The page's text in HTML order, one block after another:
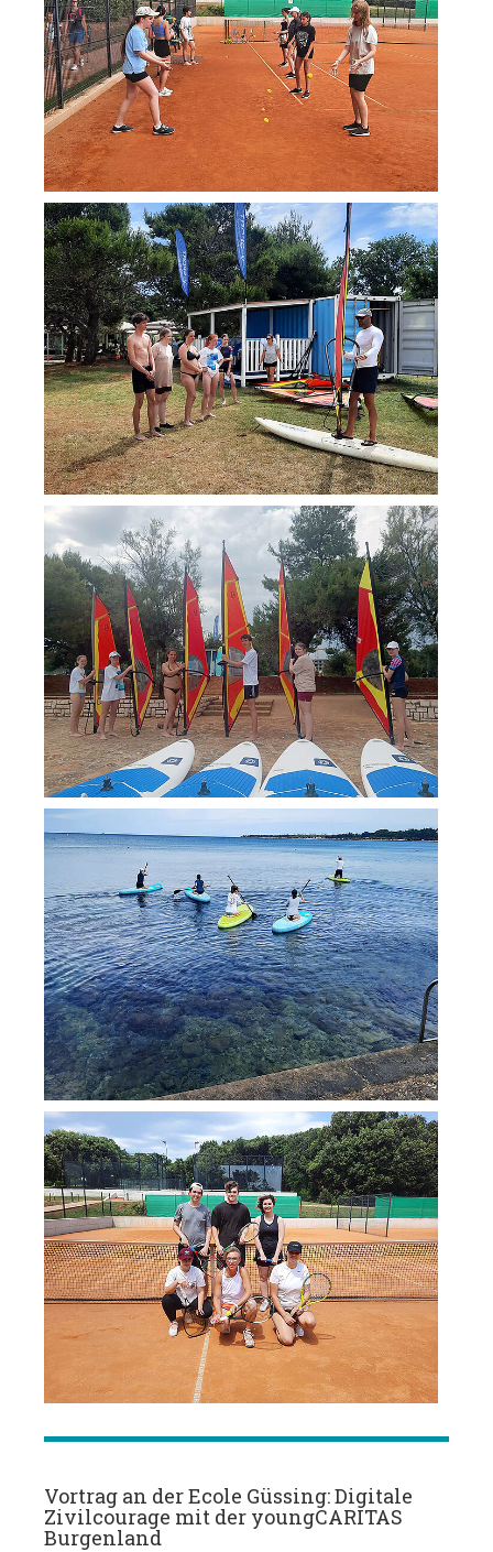
Vortrag an der Ecole Güssing: Digitale
Zivilcourage mit der youngCARITAS
Burgenland